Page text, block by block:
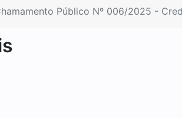
Público Nº 006/2025 -